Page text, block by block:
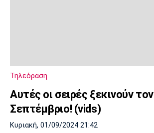
Τηλεόραση
Αυτές οι σειρές ξεκινούν τον
Σεπτέμβριο! (vids)
Κυριακή, 01/09/2024 21:42